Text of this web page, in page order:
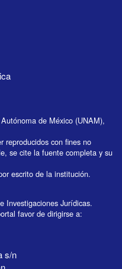
de México (UNAM),
reproducidos con fines no
se cite la fuente completa y su
escrito de la institución.
Investigaciones Jurídicas.
favor de dirigirse a:
s/n